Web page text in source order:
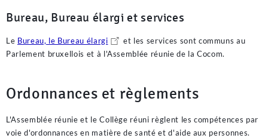
Bureau, Bureau élargi et services
Le Bureau, le Bureau élargi
et les services sont communs au
Parlement bruxellois et à l'Assemblée réunie de la Cocom.
Ordonnances et règlements
L'Assemblée réunie et le Collège réuni règlent les compétences par
voie d'ordonnances en matière de santé et d'aide aux personnes.